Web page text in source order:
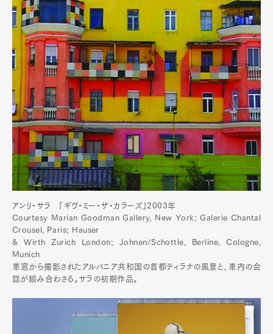
アンリ・サラ 『ギヴ・ミー・ザ・カラーズ』2003年
Courtesy Marian Goodman Gallery, New York; Galerie Chantal
Crousel, Paris; Hauser
& Wirth Zurich London; Johnen/Schottle, Berline, Cologne,
Munich
車窓から撮影されたアルバニア共和国の首都ティラナの風景と、車内の会
話が組み合わさる。サラの初期作品。